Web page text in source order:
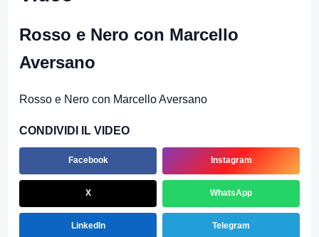
Rosso e Nero con Marcello
Aversano
Rosso e Nero con Marcello Aversano
CONDIVIDI IL VIDEO
Facebook Instagram
X WhatsApp
LinkedIn Telegram